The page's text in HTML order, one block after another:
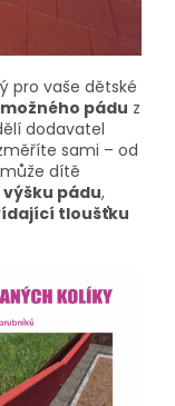
pro vaše dětské
pádu z
dodavatel
sami – od
dítě
výšku pádu,
tloušťku